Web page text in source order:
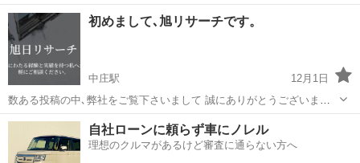
「大切な人を探したい」 そんな時は、一人で悩まず、まずはお気軽に
ご相談ください😊 岡山密着の「オカタン探偵社」が、あなたの「不
安」「疑問」を解決します...
岡山 岡山市 探偵 無料
初めまして､旭リサーチです。
中庄駅
12月1日
数ある投稿の中､弊社をご覧下さいまして 誠にありがとうございま
す。 弊社､旭リサーチは浮気､不倫など 貴方のお悩みを弊社のスタッフ
と共に 解決しませんか？ 一人で悩まずまずはご相談下さい。 弊社は
完全秘密厳守です。 ※調...
岡山 倉敷市 中庄駅 探偵
自社ローンに頼らず車にノレル
理想のクルマがあるけど審査に通らない方へ